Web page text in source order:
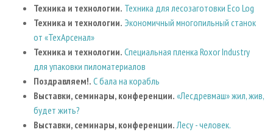
Техника и технологии. Техника для лесозаготовки Eco Log
Техника и технологии. Экономичный многопильный станок
от «ТехАрсенал»
Техника и технологии. Специальная пленка Roxor Industry
для упаковки пиломатериалов
Поздравляем!. С бала на корабль
Выставки, семинары, конференции. «Лесдревмаш» жил, жив,
будет жить?
Выставки, семинары, конференции. Лесу - человек.